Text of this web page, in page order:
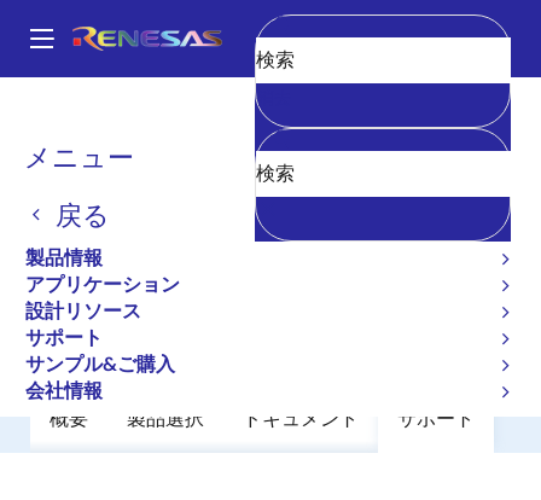
ン
Main
navigation
メニュー
戻る
製品情報
アプリケーション
設計リソース
サポート
サンプル&ご購入
会社情報
消去
パ
く
ず
コンパレータ
HA17901AT
廃止品
Comparators
概要 製品選択 ドキュメント サポート